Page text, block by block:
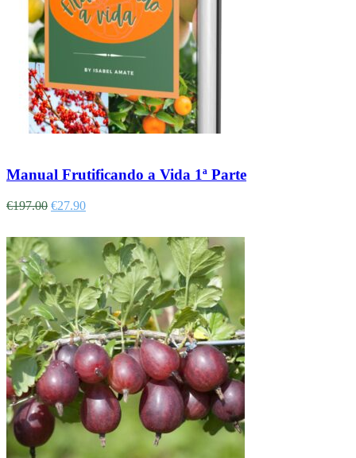
Manual Frutificando a Vida 1ª Parte
€197.00 €27.90